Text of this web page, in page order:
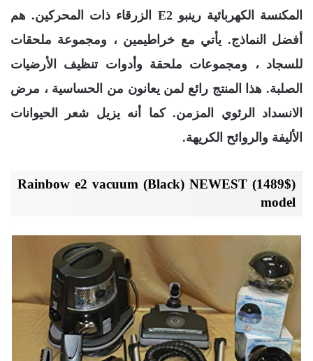
المكنسة الكهربائية رينبو E2 الزرقاء ذات المحركين. هم
أفضل النماذج. يأتي مع خراطيمين ، ومجموعة ملحقات
للسجاد ، ومجموعات ملحقة وأدوات تنظيف الأرضيات
الصلبة. هذا المنتج رائع لمن يعانون من الحساسية ، مرض
الانسداد الرئوي المزمن. كما أنه يزيل شعر الحيوانات
الأليفة والروائح الكريهة.
(1489$) Rainbow e2 vacuum (Black) NEWEST
model